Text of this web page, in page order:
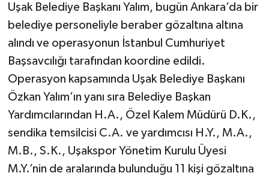
Uşak Belediye Başkanı Yalım, bugün Ankara’da bir
belediye personeliyle beraber gözaltına altına
alındı ve operasyonun İstanbul Cumhuriyet
Başsavcılığı tarafından koordine edildi.
Operasyon kapsamında Uşak Belediye Başkanı
Özkan Yalım’ın yanı sıra Belediye Başkan
Yardımcılarından H.A., Özel Kalem Müdürü D.K.,
sendika temsilcisi C.A. ve yardımcısı H.Y., M.A.,
M.B., S.K., Uşakspor Yönetim Kurulu Üyesi
M.Y.’nin de aralarında bulunduğu 11 kişi gözaltına